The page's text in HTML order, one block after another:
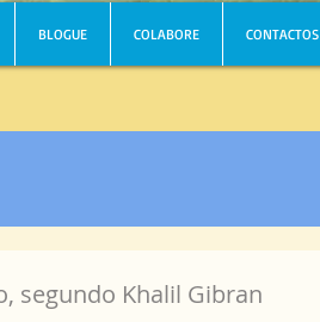
BLOGUE COLABORE CONTACTOS
segundo Khalil Gibran